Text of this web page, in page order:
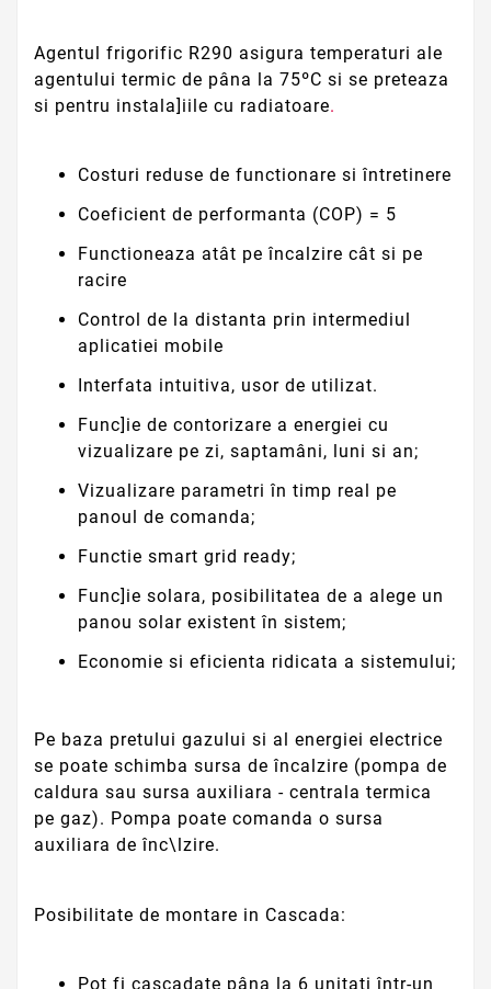
Agentul frigorific R290 asigura temperaturi ale
agentului termic de pâna la 75ºC si se preteaza
si pentru instala]iile cu radiatoare.
Costuri reduse de functionare si întretinere
Coeficient de performanta (COP) = 5
Functioneaza atât pe încalzire cât si pe
racire
Control de la distanta prin intermediul
aplicatiei mobile
Interfata intuitiva, usor de utilizat.
Func]ie de contorizare a energiei cu
vizualizare pe zi, saptamâni, luni si an;
Vizualizare parametri în timp real pe
panoul de comanda;
Functie smart grid ready;
Func]ie solara, posibilitatea de a alege un
panou solar existent în sistem;
Economie si eficienta ridicata a sistemului;
Pe baza pretului gazului si al energiei electrice
se poate schimba sursa de încalzire (pompa de
caldura sau sursa auxiliara - centrala termica
pe gaz). Pompa poate comanda o sursa
auxiliara de înc\lzire.
Posibilitate de montare in Cascada:
Pot fi cascadate pâna la 6 unitati într-un